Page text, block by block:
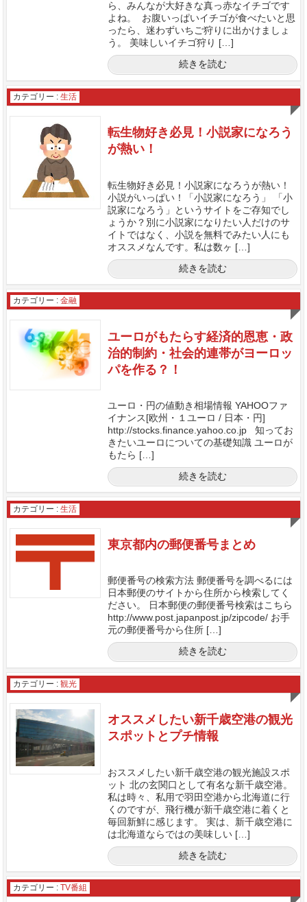
ら、みんなが大好きな真っ赤なイチゴです
よね。 お腹いっぱいイチゴが食べたいと思
ったら、迷わずいちご狩りに出かけましょ
う。 美味しいイチゴ狩り […]
続きを読む
カテゴリー : 生活
転生物好き必見！小説家になろう
が熱い！
転生物好き必見！小説家になろうが熱い！
小説がいっぱい！「小説家になろう」 「小
説家になろう」というサイトをご存知でし
ょうか？別に小説家になりたい人だけのサ
イトではなく、小説を無料でみたい人にも
オススメなんです。私は数ヶ […]
続きを読む
カテゴリー : 金融
ユーロがもたらす経済的恩恵・政
治的制約・社会的連帯がヨーロッ
パを作る？！
ユーロ・円の値動き相場情報 YAHOOファ
イナンス[欧州・１ユーロ / 日本・円]
http://stocks.finance.yahoo.co.jp 知ってお
きたいユーロについての基礎知識 ユーロが
もたら […]
続きを読む
カテゴリー : 生活
東京都内の郵便番号まとめ
郵便番号の検索方法 郵便番号を調べるには
日本郵便のサイトから住所から検索してく
ださい。 日本郵便の郵便番号検索はこちら
http://www.post.japanpost.jp/zipcode/ お手
元の郵便番号から住所 […]
続きを読む
カテゴリー : 観光
オススメしたい新千歳空港の観光
スポットとプチ情報
おススメしたい新千歳空港の観光施設スポ
ット 北の玄関口として有名な新千歳空港。
私は時々、私用で羽田空港から北海道に行
くのですが、飛行機が新千歳空港に着くと
毎回新鮮に感じます。 実は、新千歳空港に
は北海道ならではの美味しい […]
続きを読む
カテゴリー : TV番組